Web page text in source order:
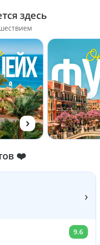
здесь
›
❤️
›
9.6